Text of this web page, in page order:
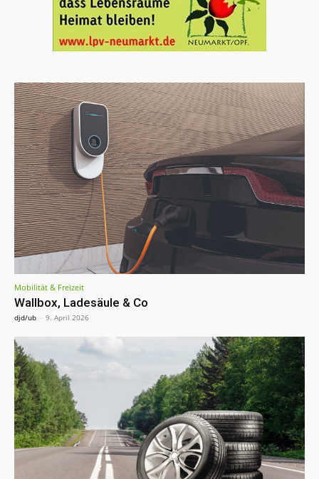
Mobilität & Freizeit
Wallbox, Ladesäule & Co
djd/ub - 9. April 2026